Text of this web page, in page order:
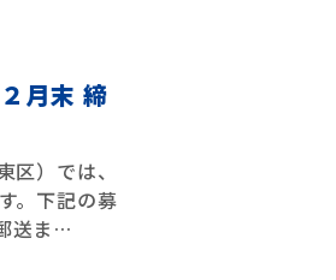
月末 締
）では、
。下記の募
送ま …